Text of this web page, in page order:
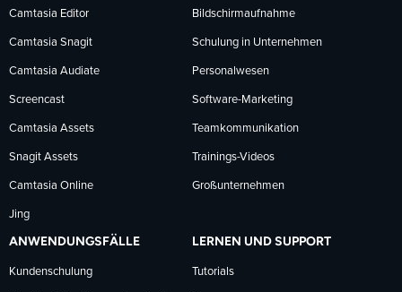
Facebook
folgen
LinkedIn
folgen
YouTube
folgen
Camtasia Editor
Camtasia Snagit
Camtasia Audiate
Screencast
Camtasia Assets
Snagit Assets
Camtasia Online
Jing
Bildschirmaufnahme
Schulung in Unternehmen
Personalwesen
Software-Marketing
Teamkommunikation
Trainings-Videos
Großunternehmen
ANWENDUNGSFÄLLE
Kundenschulung
LERNEN UND SUPPORT
Tutorials